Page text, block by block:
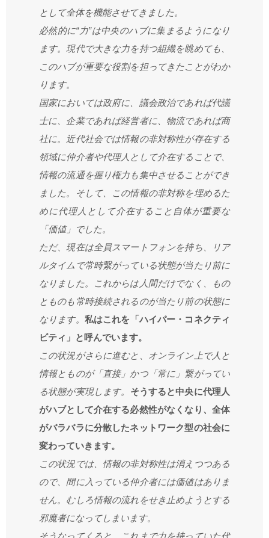
として全体を機能させてきました。
必然的に“力”は中央のハブに集まるようになり
ます。現代で大きな力を持つ組織を眺めても、
このハブが重要な役割を担ってきたことがわか
ります。
国家においては政府に、議会政治であれば代議
士に、企業であれば経営者に、物流であれば商
社に。近代社会では情報の非対称性が存在する
領域に仲介者や代理人として介在することで、
情報の流通を握り権力も集中させることができ
ました。そして、この情報の非対称を埋めるた
めに代理人として介在すること自体が重要な
「価値」でした。
ただ、現在は全員スマートフォンを持ち、リア
ルタイムで常時繋がっている状態が当たり前に
なりました。これからは人間だけでなく、もの
とものも常時接続されるのが当たり前の状態に
なります。 私はこれを「ハイパー・コネクティ
ビティ」と呼んでいます。
この状況がさらに進むと、オンライン上で人と
情報とものが「直接」かつ「常に」繋がってい
る状態が実現します。 そうすると中央に代理人
がハブとして介在する必然性がなくなり、全体
がバラバラに分散したネットワーク型の社会に
変わっていきます。
この状況では、情報の非対称性は消えつつある
ので、間に入っている仲介者には価値はありま
せん。むしろ情報の流れをせき止めようとする
邪魔者になってしまいます。
そうなってくると、これまで力を持っていた代